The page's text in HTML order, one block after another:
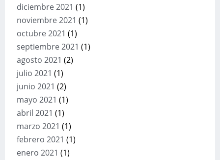
diciembre 2021 (1)
noviembre 2021 (1)
octubre 2021 (1)
septiembre 2021 (1)
agosto 2021 (2)
julio 2021 (1)
junio 2021 (2)
mayo 2021 (1)
abril 2021 (1)
marzo 2021 (1)
febrero 2021 (1)
enero 2021 (1)